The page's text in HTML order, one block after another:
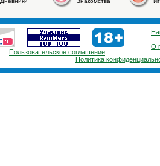
О
Пользовательское соглашение
Политика